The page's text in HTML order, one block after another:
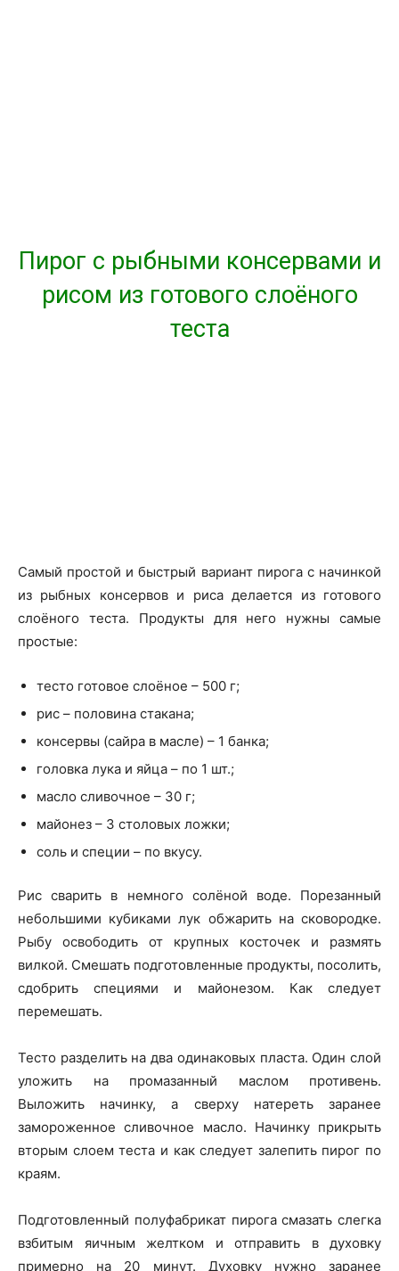
Пирог с рыбными консервами и
рисом из готового слоёного
теста
Самый простой и быстрый вариант пирога с начинкой
из рыбных консервов и риса делается из готового
слоёного теста. Продукты для него нужны самые
простые:
тесто готовое слоёное – 500 г;
рис – половина стакана;
консервы (сайра в масле) – 1 банка;
головка лука и яйца – по 1 шт.;
масло сливочное – 30 г;
майонез – 3 столовых ложки;
соль и специи – по вкусу.
Рис сварить в немного солёной воде. Порезанный
небольшими кубиками лук обжарить на сковородке.
Рыбу освободить от крупных косточек и размять
вилкой. Смешать подготовленные продукты, посолить,
сдобрить специями и майонезом. Как следует
перемешать.
Тесто разделить на два одинаковых пласта. Один слой
уложить на промазанный маслом противень.
Выложить начинку, а сверху натереть заранее
замороженное сливочное масло. Начинку прикрыть
вторым слоем теста и как следует залепить пирог по
краям.
Подготовленный полуфабрикат пирога смазать слегка
взбитым яичным желтком и отправить в духовку
примерно на 20 минут. Духовку нужно заранее